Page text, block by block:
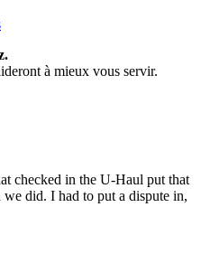
à mieux vous servir.
checked in the U-Haul put that
did. I had to put a dispute in,